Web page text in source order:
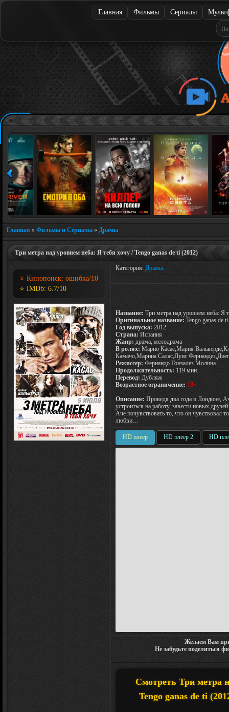
Главная Фильмы Сериалы
Главная » Фильмы и Сериалы » Драмы
Три метра над уровнем неба: Я тебя хочу / Tengo ganas de ti (2012)
⭐ Кинопоиск: ошибка/10
⭐ IMDb: 6.7/10
Категория: Драмы
Название: Три метра над уровнем неба: Я
Оригинальное название: Tengo ganas de ti
Год выпуска: 2012
Страна: Испания
Жанр: драма, мелодрама
В ролях: Марио Касас,Мария
Камачо,Марина Салас,Луис
Режиссер: Фернандо Гонзалез Молина
Продолжительность: 119 мин.
Перевод: Дубляж
Возрастное ограничение: 18+
Описание: Проведя два года в Лондоне,
устроиться на работу, завести новых
Аче почувствовать то, что он чувствовал
любви…
HD плеер HD плеер 2 HD
Желаем Вам
Не забудьте поделиться
Смотреть Три метра
Tengo ganas de ti